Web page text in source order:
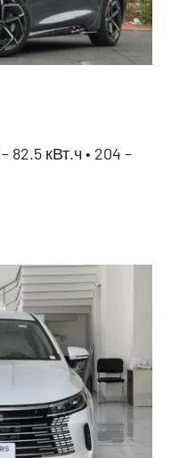
82.5 кВт.ч • 204 –